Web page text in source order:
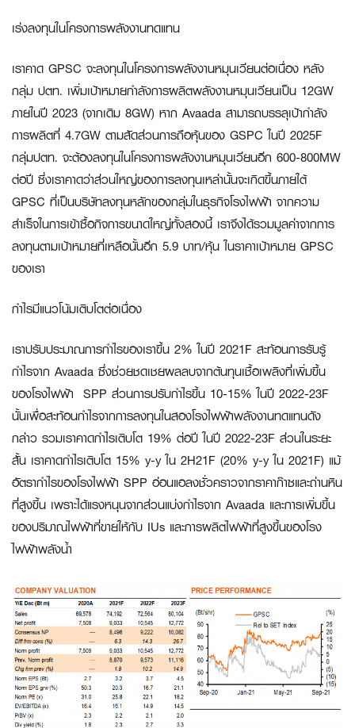
เร่งลงทุนในโครงการพลังงานทดแทน
เราคาด GPSC จะลงทุนในโครงการพลังงานหมุนเวียนต่อเนื่อง หลัง
กลุ่ม ปตท. เพิ่มเป้าหมายกำลังการผลิตพลังงานหมุนเวียนเป็น 12GW
ภายในปี 2023 (จากเดิม 8GW) หาก Avaada สามารถบรรลุเป้ากำลัง
การผลิตที่ 4.7GW ตามสัดส่วนการถือหุ้นของ GSPC ในปี 2025F
กลุ่มปตท. จะต้องลงทุนในโครงการพลังงานหมุนเวียนอีก 600-800MW
ต่อปี ซึ่งเราคาดว่าส่วนใหญ่ของการลงทุนเหล่านั้นจะเกิดขึ้นภายใต้
GPSC ที่เป็นบริษัทลงทุนหลักของกลุ่มในธุรกิจโรงไฟฟ้า จากความ
สำเร็จในการเข้าซื้อกิจการขนาดใหญ่ทั้งสองนี้ เราจึงได้รวมมูลค่าจากการ
ลงทุนตามเป้าหมายที่เหลือนั้นอีก 5.9 บาท/หุ้น ในราคาเป้าหมาย GPSC
ของเรา
กำไรมีแนวโน้มเติบโตต่อเนื่อง
เราปรับประมาณการกำไรของเราขึ้น 2% ในปี 2021F สะท้อนการรับรู้
กำไรจาก Avaada ซึ่งช่วยชดเชยผลลบจากต้นทุนเชื้อเพลิงที่เพิ่มขึ้น
ของโรงไฟฟ้า SPP ส่วนการปรับกำไรขึ้น 10-15% ในปี 2022-23F
นั้นเพื่อสะท้อนกำไรจากการลงทุนในสองโรงไฟฟ้าพลังงานทดแทนดัง
กล่าว รวมเราคาดกำไรเติบโต 19% ต่อปี ในปี 2022-23F ส่วนในระยะ
สั้น เราคาดกำไรเติบโต 15% y-y ใน 2H21F (20% y-y ใน 2021F) แม้
อัตรากำไรของโรงไฟฟ้า SPP อ่อนแอลงชั่วคราวจากราคาก๊าซและถ่านหิน
ที่สูงขึ้น เพราะได้แรงหนุนจากส่วนแบ่งกำไรจาก Avaada และการเพิ่มขึ้น
ของปริมาณไฟฟ้าที่ขายให้กับ IUs และการผลิตไฟฟ้าที่สูงขึ้นของโรง
ไฟฟ้าพลังน้ำ